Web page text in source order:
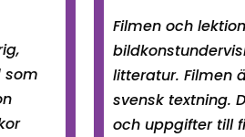
som
Filmen och
litteratur. Filmen
svensk textning.
och uppgifter till